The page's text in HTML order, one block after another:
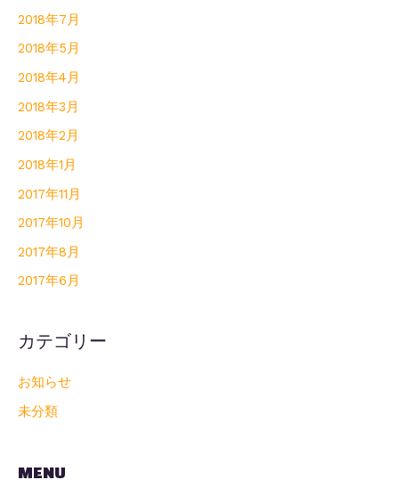
2018年7月
2018年5月
2018年4月
2018年3月
2018年2月
2018年1月
2017年11月
2017年10月
2017年8月
2017年6月
カテゴリー
お知らせ
未分類
MENU